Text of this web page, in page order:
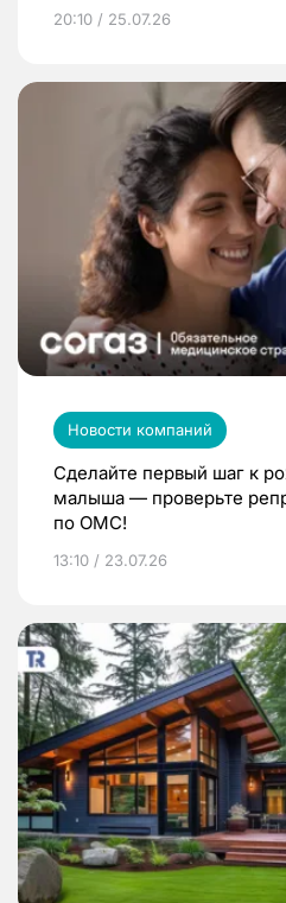
20:10 / 25.07.26
Новости компаний
Сделайте первый шаг к
малыша — проверьте
по ОМС!
13:10 / 23.07.26